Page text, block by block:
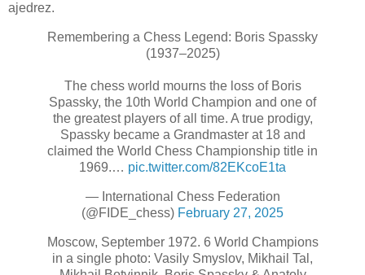
ajedrez.
Remembering a Chess Legend: Boris Spassky
(1937–2025)
The chess world mourns the loss of Boris
Spassky, the 10th World Champion and one of
the greatest players of all time. A true prodigy,
Spassky became a Grandmaster at 18 and
claimed the World Chess Championship title in
1969.… pic.twitter.com/82EKcoE1ta
— International Chess Federation
(@FIDE_chess) February 27, 2025
Moscow, September 1972. 6 World Champions
in a single photo: Vasily Smyslov, Mikhail Tal,